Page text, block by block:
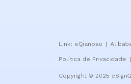
Link: eQianbao
Política de Privacidade |
Copyright © 2025